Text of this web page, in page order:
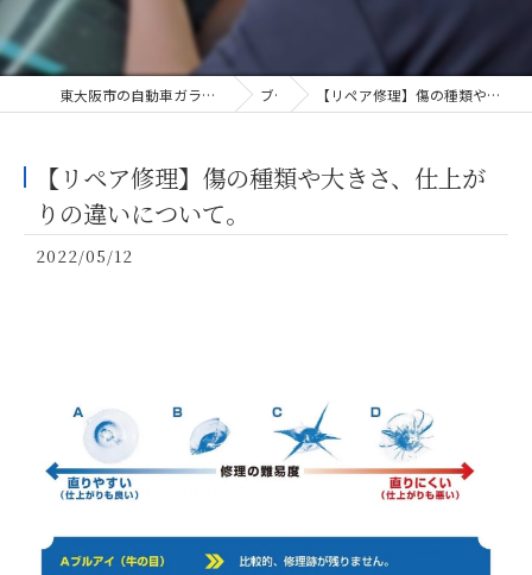
東大阪市の自動車ガラス専門店・株式会社水野ガラス ブログ 【リペア修理】傷の種類や大きさ、仕上がりの違いについて。
【リペア修理】傷の種類や大きさ、仕上が
りの違いについて。
2022/05/12